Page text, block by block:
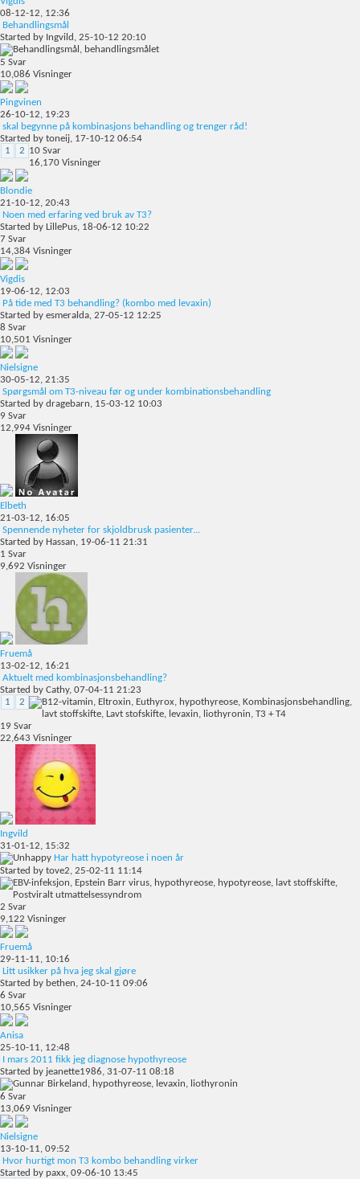
08-12-12, 12:36
Behandlingsmål
Started by Ingvild , 25-10-12 20:10
5 Svar
10,086 Visninger
Pingvinen
26-10-12, 19:23
skal begynne på kombinasjons behandling og trenger råd!
Started by toneij, 17-10-12 06:54
1
2 10 Svar
16,170 Visninger
Blondie
21-10-12, 20:43
Noen med erfaring ved bruk av T3?
Started by LillePus, 18-06-12 10:22
7 Svar
14,384 Visninger
Vigdis
19-06-12, 12:03
På tide med T3 behandling? (kombo med levaxin)
Started by esmeralda, 27-05-12 12:25
8 Svar
10,501 Visninger
Nielsigne
30-05-12, 21:35
Spørgsmål om T3-niveau før og under kombinationsbehandling
Started by dragebarn, 15-03-12 10:03
9 Svar
12,994 Visninger
Elbeth
21-03-12, 16:05
Spennende nyheter for skjoldbrusk pasienter...
Started by Hassan, 19-06-11 21:31
1 Svar
9,692 Visninger
Fruemå
13-02-12, 16:21
Aktuelt med kombinasjonsbehandling?
Started by Cathy, 07-04-11 21:23
1
2
19 Svar
22,643 Visninger
Ingvild
31-01-12, 15:32
Har hatt hypotyreose i noen år
Started by tove2, 25-02-11 11:14
2 Svar
9,122 Visninger
Fruemå
29-11-11, 10:16
Litt usikker på hva jeg skal gjøre
Started by bethen, 24-10-11 09:06
6 Svar
10,565 Visninger
Anisa
25-10-11, 12:48
I mars 2011 fikk jeg diagnose hypothyreose
Started by jeanette1986, 31-07-11 08:18
6 Svar
13,069 Visninger
Nielsigne
13-10-11, 09:52
Hvor hurtigt mon T3 kombo behandling virker
Started by paxx, 09-06-10 13:45